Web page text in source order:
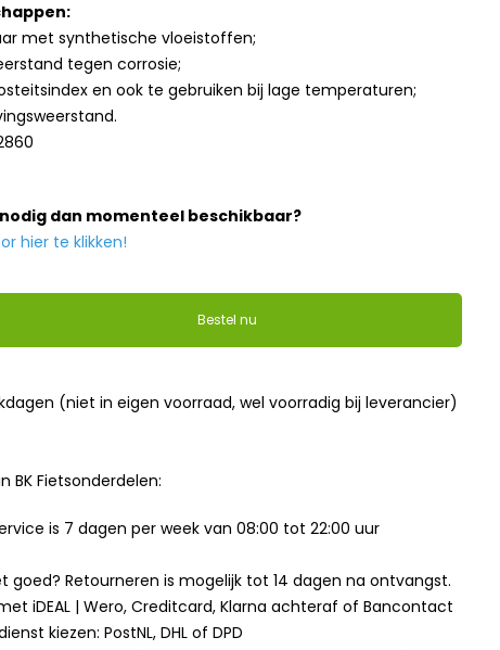
met synthetische vloeistoffen;
tegen corrosie;
en ook te gebruiken bij lage temperaturen;
dan momenteel beschikbaar?
hier te klikken!
Bestel nu
(niet in eigen voorraad, wel voorradig bij leverancier)
BK Fietsonderdelen:
is 7 dagen per week van 08:00 tot 22:00 uur
goed? Retourneren is mogelijk tot 14 dagen na ontvangst.
iDEAL | Wero, Creditcard, Klarna achteraf of Bancontact
kiezen: PostNL, DHL of DPD